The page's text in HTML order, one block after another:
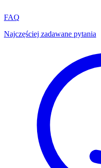
FAQ
Najczęściej zadawane pytania